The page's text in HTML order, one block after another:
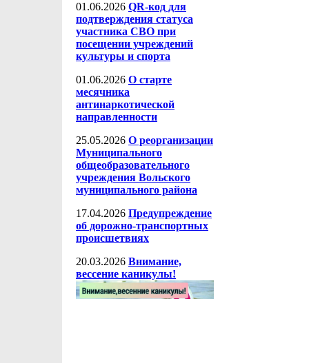
01.06.2026 QR-код для
подтверждения статуса
участника СВО при
посещении учреждений
культуры и спорта
01.06.2026 О старте
месячника
антинаркотической
направленности
25.05.2026 О реорганизации
Муниципального
общеобразовательного
учреждения Вольского
муниципального района
17.04.2026 Предупреждение
об дорожно-транспортных
происшетвиях
20.03.2026 Внимание,
вессение каникулы!